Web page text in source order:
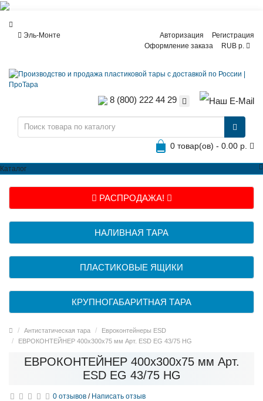
Эль-Монте Авторизация
Регистрация
Оформление заказа
RUB р.
8 (800) 222 44 29
0 товар(ов) - 0.00 р.
Каталог
РАСПРОДАЖА!
НАЛИВНАЯ ТАРА
ПЛАСТИКОВЫЕ ЯЩИКИ
КРУПНОГАБАРИТНАЯ ТАРА
Антистатическая тара
Eвроконтейнеры ЕSD
EВРОКОНТЕЙНЕР 400x300x75 мм Арт. ESD EG 43/75 HG
EВРОКОНТЕЙНЕР 400x300x75 мм Арт.
ESD EG 43/75 HG
0 отзывов / Написать отзыв